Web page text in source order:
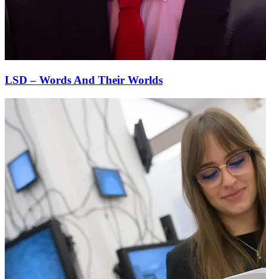
LSD – Words And Their Worlds